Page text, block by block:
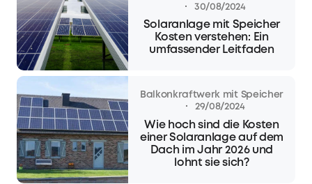
· 30/08/2024
Solaranlage mit Speicher
Kosten verstehen: Ein
umfassender Leitfaden
Balkonkraftwerk mit Speicher
· 29/08/2024
Wie hoch sind die Kosten
einer Solaranlage auf dem
Dach im Jahr 2026 und
lohnt sie sich?